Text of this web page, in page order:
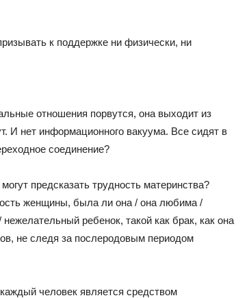
к поддержке ни физически, ни
отношения порвутся, она выходит из
И нет информационного вакуума. Все сидят в
соединение?
предсказать трудность материнства?
женщины, была ли она / она любима /
ребенок, такой как брак, как она
не следя за послеродовым периодом
человек является средством